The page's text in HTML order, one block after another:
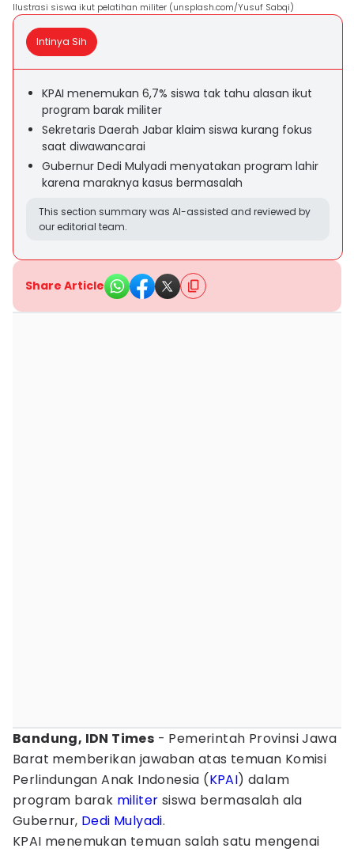
Ilustrasi siswa ikut pelatihan militer (unsplash.com/Yusuf Sabqi)
Intinya Sih
KPAI menemukan 6,7% siswa tak tahu alasan ikut
program barak militer
Sekretaris Daerah Jabar klaim siswa kurang fokus
saat diwawancarai
Gubernur Dedi Mulyadi menyatakan program lahir
karena maraknya kasus bermasalah
This section summary was AI-assisted and reviewed by
our editorial team.
Share Article
Bandung, IDN Times - Pemerintah Provinsi Jawa
Barat memberikan jawaban atas temuan Komisi
Perlindungan Anak Indonesia (KPAI) dalam
program barak militer siswa bermasalah ala
Gubernur, Dedi Mulyadi.
KPAI menemukan temuan salah satu mengenai